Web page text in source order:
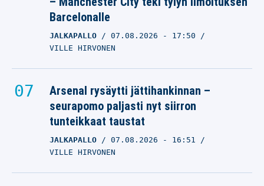
Barcelonalle
JALKAPALLO 07.08.2026 - 17:50
VILLE HIRVONEN
Arsenal rysäytti jättihankinnan –
seurapomo paljasti nyt siirron
tunteikkaat taustat
JALKAPALLO 07.08.2026 - 16:51
VILLE HIRVONEN